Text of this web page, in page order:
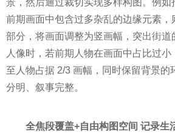
景，然后通过裁切实现多样构图。例如
前期画面中包含过多杂乱的边缘元素，
部分，将画面调整为竖画幅，突出街道
人像时，若前期人物在画面中占比过
至人物占据 2/3 画幅，同时保留背景的
分明、叙事完整。
全焦段覆盖+自由构图空间 记录生